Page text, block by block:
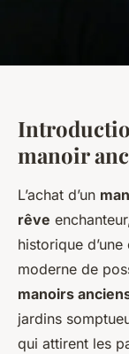
manoir
L’achat d’un
rêve
historique
moderne de
manoirs
jardins
qui attirent les